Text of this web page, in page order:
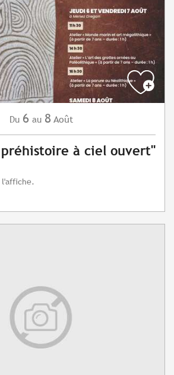
Du 6 au 8 Août
à ciel ouvert"
l'affiche.